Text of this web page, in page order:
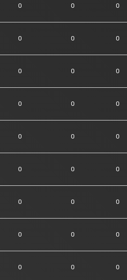
0 0 0
0 0 0
0 0 0
0 0 0
0 0 0
0 0 0
0 0 0
0 0 0
0 0 0